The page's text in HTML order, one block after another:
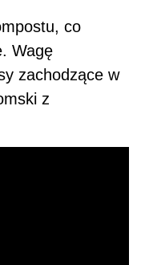
co
Wagę
zachodzące w
z